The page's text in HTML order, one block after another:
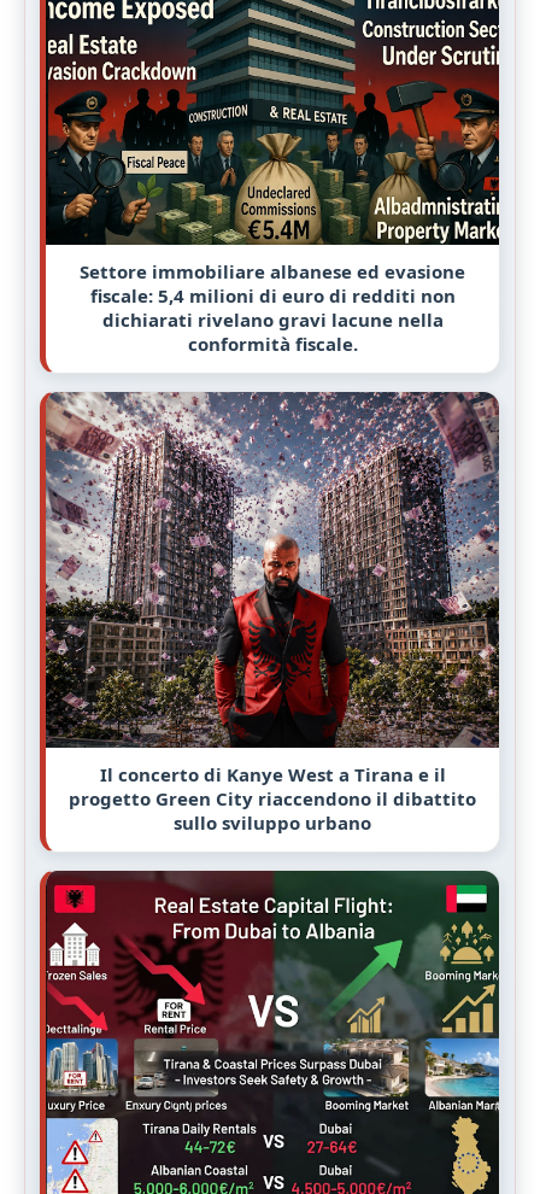
Settore immobiliare albanese ed evasione
fiscale: 5,4 milioni di euro di redditi non
dichiarati rivelano gravi lacune nella
conformità fiscale.
Il concerto di Kanye West a Tirana e il
progetto Green City riaccendono il dibattito
sullo sviluppo urbano